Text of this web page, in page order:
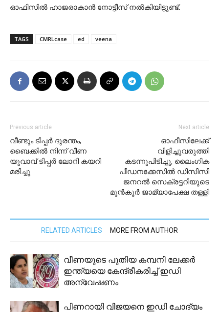
ഓഫിസിൽ ഹാജരാകാൻ നോട്ടീസ് നൽകിയിട്ടുണ്ട്.
TAGS CMRLcase ed veena
Previous article
വീണ്ടും ടിപ്പർ ദുരന്തം,
ബൈക്കിൽ നിന്ന് വീണ
യുവാവ് ടിപ്പർ ലോറി കയറി
മരിച്ചു
Next article
ഓഫീസിലേക്ക്
വിളിച്ചുവരുത്തി
കടന്നുപിടിച്ചു, ലൈംഗിക
പീഡനക്കേസിൽ ഡിസിസി
ജനറൽ സെക്രട്ടറിയുടെ
മുൻകൂർ ജാമ്യാപേക്ഷ തള്ളി
RELATED ARTICLES MORE FROM AUTHOR
വീണയുടെ പുതിയ കമ്പനി ലേക്കര്‍
ഇന്ത്യയെ കേന്ദ്രീകരിച്ച് ഇഡി
അന്വേഷണം
പിണറായി വിജയനെ ഇഡി ചോദ്യം